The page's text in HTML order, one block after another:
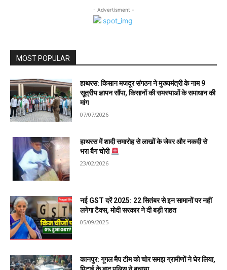
- Advertisment -
MOST POPULAR
हाथरस: किसान मजदूर संगठन ने मुख्यमंत्री के नाम 9
सूत्रीय ज्ञापन सौंपा, किसानों की समस्याओं के समाधान की
मांग
07/07/2026
हाथरस में शादी समारोह से लाखों के जेवर और नकदी से
भरा बैग चोरी
23/02/2026
नई GST दरें 2025: 22 सितंबर से इन सामानों पर नहीं
लगेगा टैक्स, मोदी सरकार ने दी बड़ी राहत
05/09/2025
कानपुर: गूगल मैप टीम को चोर समझ ग्रामीणों ने घेर लिया,